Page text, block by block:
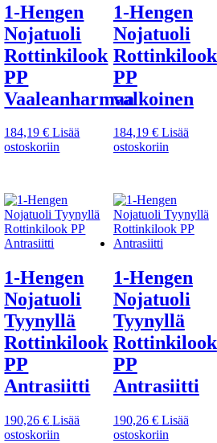
1-Hengen
Nojatuoli
Rottinkilook
PP
Vaaleanharmaa
184,19€ Lisää
ostoskoriin
1-Hengen
Nojatuoli
Rottinkilook
PP
valkoinen
184,19 € Lisää
ostoskoriin
1-Hengen
Nojatuoli
Tyynyllä
Rottinkilook
PP
Antrasiitti
190,26€ Lisää
ostoskoriin
1-Hengen
Nojatuoli
Tyynyllä
Rottinkilook
PP
Antrasiitti
190,26 € Lisää
ostoskoriin